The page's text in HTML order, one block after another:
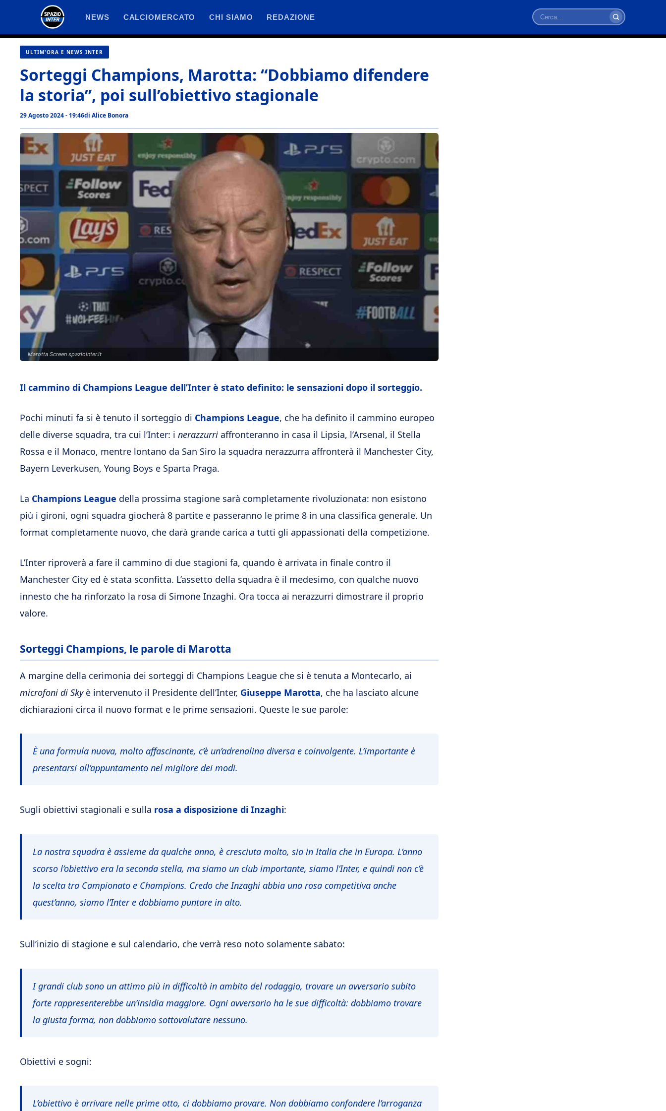
contenuto
NEWS CALCIOMERCATO CHI SIAMO REDAZIONE
Cerca
ULTIM'ORA E NEWS INTER
Sorteggi Champions, Marotta: “Dobbiamo difendere
la storia”, poi sull’obiettivo stagionale
29 Agosto 2024 - 19:46di Alice Bonora
Marotta Screen spaziointer.it
Il cammino di Champions League dell’Inter è stato definito: le sensazioni dopo il sorteggio.
Pochi minuti fa si è tenuto il sorteggio di Champions League, che ha definito il cammino europeo
delle diverse squadra, tra cui l’Inter: i nerazzurri affronteranno in casa il Lipsia, l’Arsenal, il Stella
Rossa e il Monaco, mentre lontano da San Siro la squadra nerazzurra affronterà il Manchester City,
Bayern Leverkusen, Young Boys e Sparta Praga.
La Champions League della prossima stagione sarà completamente rivoluzionata: non esistono
più i gironi, ogni squadra giocherà 8 partite e passeranno le prime 8 in una classifica generale. Un
format completamente nuovo, che darà grande carica a tutti gli appassionati della competizione.
L’Inter riproverà a fare il cammino di due stagioni fa, quando è arrivata in finale contro il
Manchester City ed è stata sconfitta. L’assetto della squadra è il medesimo, con qualche nuovo
innesto che ha rinforzato la rosa di Simone Inzaghi. Ora tocca ai nerazzurri dimostrare il proprio
valore.
Sorteggi Champions, le parole di Marotta
A margine della cerimonia dei sorteggi di Champions League che si è tenuta a Montecarlo, ai
microfoni di Skyè intervenuto il Presidente dell’Inter, Giuseppe Marotta, che ha lasciato alcune
dichiarazioni circa il nuovo format e le prime sensazioni. Queste le sue parole:
È una formula nuova, molto affascinante, c’è un’adrenalina diversa e coinvolgente. L’importante è
presentarsi all’appuntamento nel migliore dei modi.
Sugli obiettivi stagionali e sulla rosa a disposizione di Inzaghi:
La nostra squadra è assieme da qualche anno, è cresciuta molto, sia in Italia che in Europa. L’anno
scorso l’obiettivo era la seconda stella, ma siamo un club importante, siamo l’Inter, e quindi non c’è
la scelta tra Campionato e Champions. Credo che Inzaghi abbia una rosa competitiva anche
quest’anno, siamo l’Inter e dobbiamo puntare in alto.
Sull’inizio di stagione e sul calendario, che verrà reso noto solamente sabato:
I grandi club sono un attimo più in difficoltà in ambito del rodaggio, trovare un avversario subito
forte rappresenterebbe un’insidia maggiore. Ogni avversario ha le sue difficoltà: dobbiamo trovare
la giusta forma, non dobbiamo sottovalutare nessuno.
Obiettivi e sogni:
L’obiettivo è arrivare nelle prime otto, ci dobbiamo provare. Non dobbiamo confondere l’arroganza